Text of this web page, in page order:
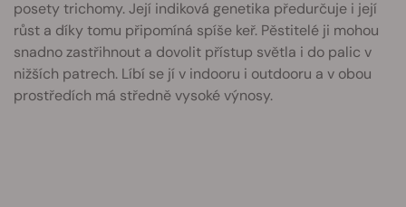
posety trichomy. Její indiková genetika předurčuje i její
růst a díky tomu připomíná spíše keř. Pěstitelé ji mohou
snadno zastřihnout a dovolit přístup světla i do palic v
nižších patrech. Líbí se jí v indooru i outdooru a v obou
prostředích má středně vysoké výnosy.